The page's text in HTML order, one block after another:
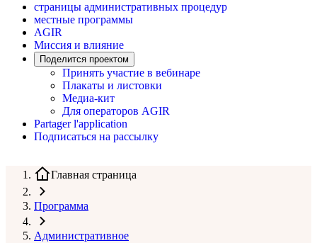
страницы административных процедур
местные программы
AGIR
Миссия и влияние
Поделится проектом
Принять участие в вебинаре
Плакаты и листовки
Медиа-кит
Для операторов AGIR
Partager l'application
Подписаться на рассылку
Главная страница
Программа
Административное